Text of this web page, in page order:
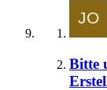
Bitte